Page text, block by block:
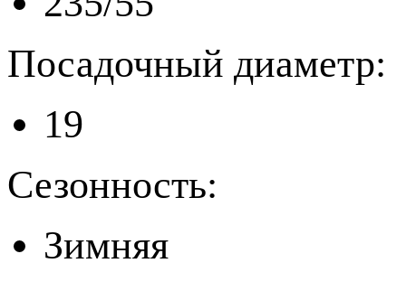
Посадочный диаметр:
19
Сезонность:
Зимняя